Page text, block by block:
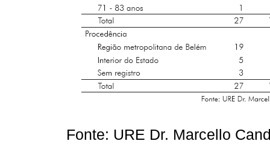
Fonte: URE Dr. Marcello